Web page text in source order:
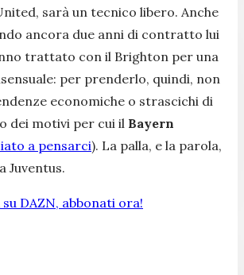
sarà un tecnico libero. Anche
ancora due anni di contratto lui
trattato con il Brighton per una
per prenderlo, quindi, non
economiche o strascichi di
dei motivi per cui il Bayern
a pensarci). La palla, e la parola,
Juventus.
DAZN, abbonati ora!